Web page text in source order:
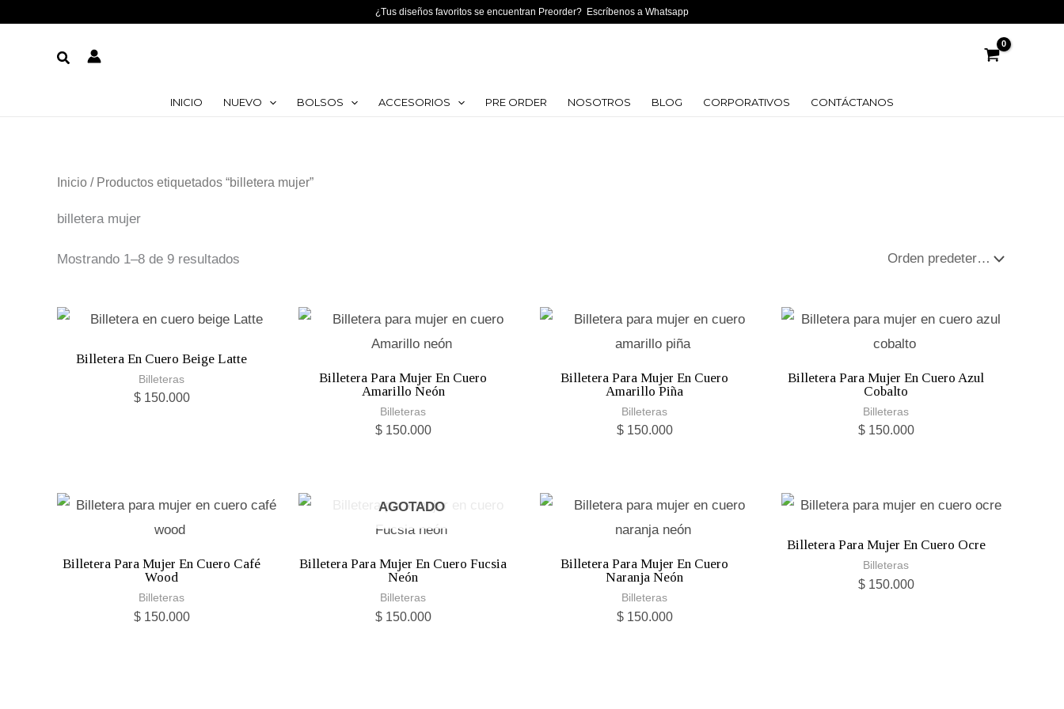
¿Tus diseños favoritos se encuentran Preorder? Escríbenos a Whatsapp
Buscar
INICIO NUEVO BOLSOS ACCESORIOS PRE ORDER NOSOTROS BLOG CORPORATIVOS CONTÁCTANOS
Inicio / Productos etiquetados “billetera mujer”
billetera mujer
Mostrando 1–8 de 9 resultados
Billetera En Cuero Beige Latte
Billeteras
$150.000
Billetera Para Mujer En Cuero
Amarillo Neón
Billeteras
$150.000
Billetera Para Mujer En Cuero
Amarillo Piña
Billeteras
$150.000
Billetera Para Mujer En Cuero Azul
Cobalto
Billeteras
$150.000
Billetera Para Mujer En Cuero Café
Wood
Billeteras
$150.000
AGOTADO
Billetera Para Mujer En Cuero Fucsia
Neón
Billeteras
$150.000
Billetera Para Mujer En Cuero
Naranja Neón
Billeteras
$150.000
Billetera Para Mujer En Cuero Ocre
Billeteras
$150.000